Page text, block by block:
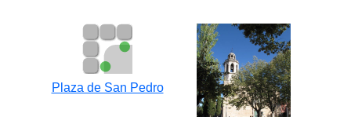
Plaza de San Pedro